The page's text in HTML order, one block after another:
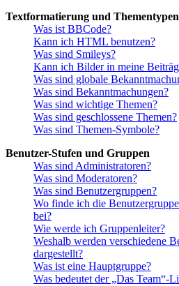
Textformatierung und Thementypen
Was ist BBCode?
Kann ich HTML benutzen?
Was sind Smileys?
Kann ich Bilder in meine
Was sind globale
Was sind Bekanntmachungen?
Was sind wichtige Themen?
Was sind geschlossene Themen?
Was sind Themen-Symbole?
Benutzer-Stufen und Gruppen
Was sind Administratoren?
Was sind Moderatoren?
Was sind Benutzergruppen?
Wo finde ich die
bei?
Wie werde ich Gruppenleiter?
Weshalb werden verschiedene
dargestellt?
Was ist eine Hauptgruppe?
Was bedeutet der „Das Team“-